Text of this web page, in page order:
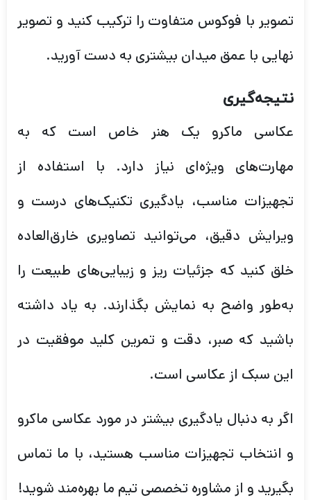
تصویر با فوکوس متفاوت را ترکیب کنید و تصویر
نهایی با عمق میدان بیشتری به دست آورید.
نتیجه‌گیری
عکاسی ماکرو یک هنر خاص است که به
مهارت‌های ویژه‌ای نیاز دارد. با استفاده از
تجهیزات مناسب، یادگیری تکنیک‌های درست و
ویرایش دقیق، می‌توانید تصاویری خارق‌العاده
خلق کنید که جزئیات ریز و زیبایی‌های طبیعت را
به‌طور واضح به نمایش بگذارند. به یاد داشته
باشید که صبر، دقت و تمرین کلید موفقیت در
این سبک از عکاسی است.
اگر به دنبال یادگیری بیشتر در مورد عکاسی ماکرو
و انتخاب تجهیزات مناسب هستید، با ما تماس
بگیرید و از مشاوره تخصصی تیم ما بهره‌مند شوید!